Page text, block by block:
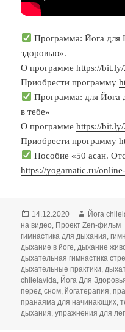
Программа: Йога
здоровью».
О программеhttps://
Приобрести программу
Программа: для
в тебе»
О программеhttps://
Приобрести программу
Пособие «50 асан.
https://yogamatic.ru/
Опубликовано
14.12.2020 Автор
Йога
на видео, Проект Zen-фильм
гимнастика для дыхания,
дыхание в йоге,дыхание
дыхательная гимнастика
дыхательные практики,
chilelavida, Йога Для
перед сном,йогатерапия,
пранаяма для начинающих,
дыхания,упражнения для